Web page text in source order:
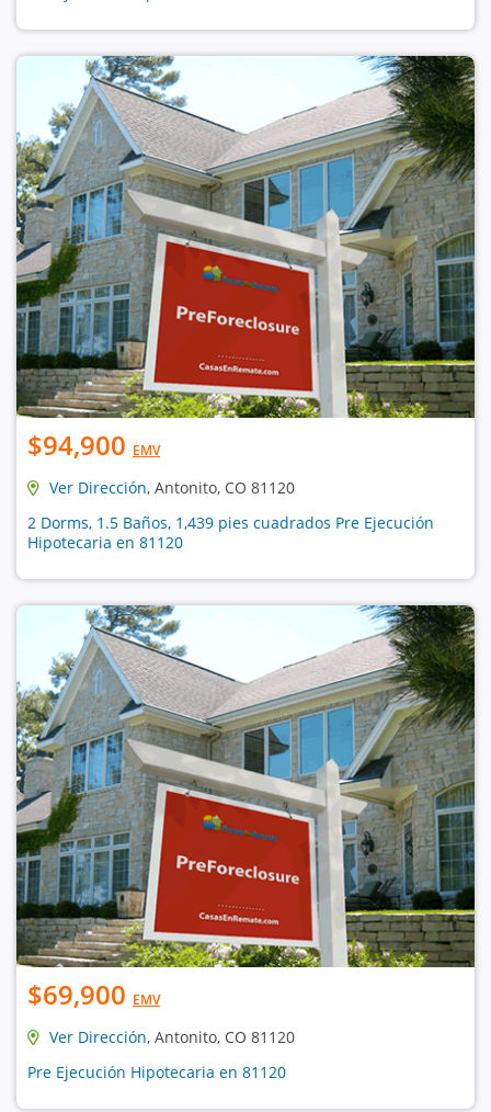
$94,900 EMV
Ver Dirección, Antonito, CO 81120
2 Dorms, 1.5 Baños, 1,439 pies cuadrados Pre Ejecución
Hipotecaria en 81120
$69,900 EMV
Ver Dirección, Antonito, CO 81120
Pre Ejecución Hipotecaria en 81120